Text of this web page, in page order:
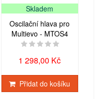
Skladem
Oscilační hlava pro
Multievo - MTOS4
1 298,00 Kč
Přidat do košíku